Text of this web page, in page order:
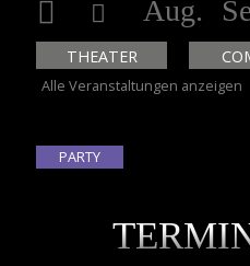
Aug.
THEATER
Alle Veranstaltungen anzeigen
PARTY